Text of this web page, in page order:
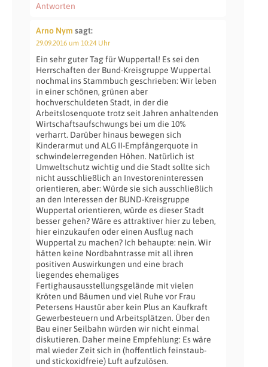
Antworten
Arno Nym sagt:
29.09.2016 um 10:24 Uhr
Ein sehr guter Tag für Wuppertal! Es sei den
Herrschaften der Bund-Kreisgruppe Wuppertal
nochmal ins Stammbuch geschrieben: Wir leben
in einer schönen, grünen aber
hochverschuldeten Stadt, in der die
Arbeitslosenquote trotz seit Jahren anhaltenden
Wirtschaftsaufschwungs bei um die 10%
verharrt. Darüber hinaus bewegen sich
Kinderarmut und ALG II-Empfängerquote in
schwindelerregenden Höhen. Natürlich ist
Umweltschutz wichtig und die Stadt sollte sich
nicht ausschließlich an Investoreninteressen
orientieren, aber: Würde sie sich ausschließlich
an den Interessen der BUND-Kreisgruppe
Wuppertal orientieren, würde es dieser Stadt
besser gehen? Wäre es attraktiver hier zu leben,
hier einzukaufen oder einen Ausflug nach
Wuppertal zu machen? Ich behaupte: nein. Wir
hätten keine Nordbahntrasse mit all ihren
positiven Auswirkungen und eine brach
liegendes ehemaliges
Fertighausausstellungsgelände mit vielen
Kröten und Bäumen und viel Ruhe vor Frau
Petersens Haustür aber kein Plus an Kaufkraft
Gewerbesteuern und Arbeitsplätzen. Über den
Bau einer Seilbahn würden wir nicht einmal
diskutieren. Daher meine Empfehlung: Es wäre
mal wieder Zeit sich in (hoffentlich feinstaub-
und stickoxidfreie) Luft aufzulösen.